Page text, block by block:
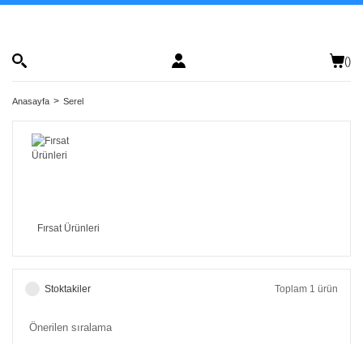
()
Anasayfa Serel
Fırsat Ürünleri
Stoktakiler Toplam 1 ürün